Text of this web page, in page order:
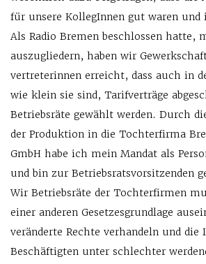
für unsere KollegInnen gut waren und
Als Radio Bremen beschlossen hatte,
auszugliedern, haben wir
vertreterinnen erreicht, dass auch in
wie klein sie sind, Tarifverträge
Betriebsräte gewählt werden. Durch
der Produktion in die Tochterfirma
GmbH habe ich mein Mandat als
und bin zur Betriebsratsvorsitzenden
Wir Betriebsräte der Tochterfirmen
einer anderen Gesetzesgrundlage
veränderte Rechte verhandeln und die
Beschäftigten unter schlechter